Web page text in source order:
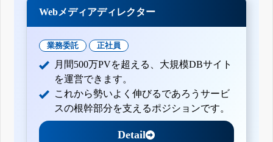
Webメディアディレクター
業務委託 正社員
月間500万PVを超える、大規模DBサイト
を運営できます。
これから勢いよく伸びるであろうサービ
スの根幹部分を支えるポジションです。
Detail